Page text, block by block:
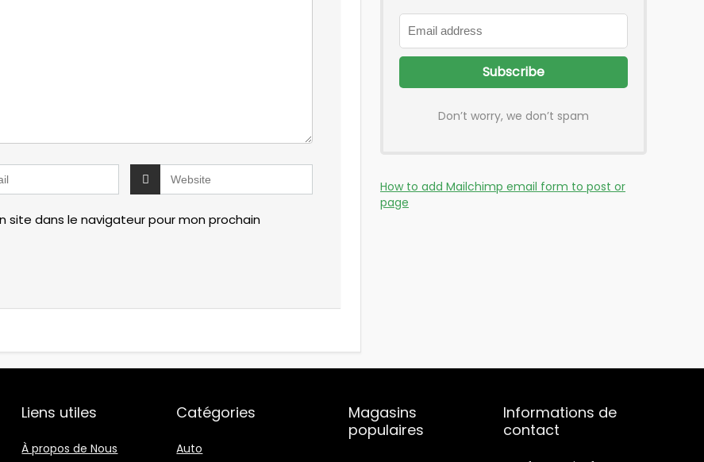
site dans le navigateur pour mon prochain
Don’t worry, we don’t spam
How to add Mailchimp email form to post or
page
Liens utiles
À propos de Nous
Catégories
Auto
Magasins
populaires
Informations de
contact